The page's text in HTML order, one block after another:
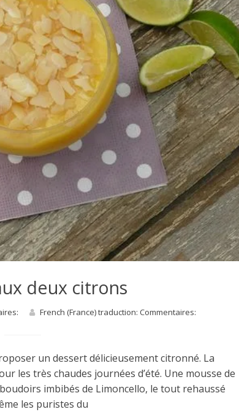
deux citrons
French (France) traduction: Commentaires:
un dessert délicieusement citronné. La
les très chaudes journées d’été. Une mousse de
imbibés de Limoncello, le tout rehaussé
les puristes du